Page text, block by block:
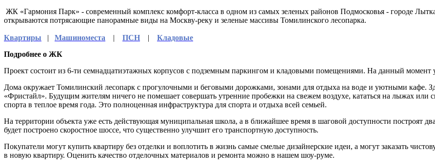
ЖК «Гармония Парк» - современный комплекс комфорт-класса в одном из самых зеленых районов Подмосковья - городе
открываются потрясающие панорамные виды на Москву-реку и зеленые массивы Томилинского лесопарка.
Квартиры Машиноместа ПСН
Кладовые
Подробнее о ЖК
Проект состоит из 6-ти семнадцатиэтажных корпусов с подземным паркингом и кладовыми помещениями. На данный момент
Дома окружает Томилинский лесопарк с прогулочными и беговыми дорожками, зонами для отдыха на воде и уютными кафе.
«Фристайл». Будущим жителям ничего не помешает совершать утренние пробежки на свежем воздухе, кататься на лыжах или
спорта в теплое время года. Это полноценная инфраструктура для спорта и отдыха всей семьей.
На территории объекта уже есть действующая муниципальная школа, а в ближайшее время в шаговой доступности построят
будет построено скоростное шоссе, что существенно улучшит его транспортную доступность.
Покупатели могут купить квартиру без отделки и воплотить в жизнь самые смелые дизайнерские идеи, а могут заказать
в новую квартиру. Оценить качество отделочных материалов и ремонта можно в нашем шоу-руме.